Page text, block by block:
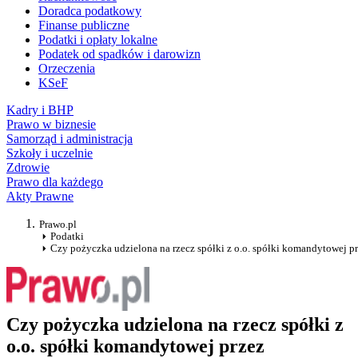
Doradca podatkowy
Finanse publiczne
Podatki i opłaty lokalne
Podatek od spadków i darowizn
Orzeczenia
KSeF
Kadry i BHP
Prawo w biznesie
Samorząd i administracja
Szkoły i uczelnie
Zdrowie
Prawo dla każdego
Akty Prawne
Prawo.pl
Podatki
Czy pożyczka udzielona na rzecz spółki z o.o. spółki komandytowej
Czy pożyczka udzielona na rzecz spółki z
o.o. spółki komandytowej przez